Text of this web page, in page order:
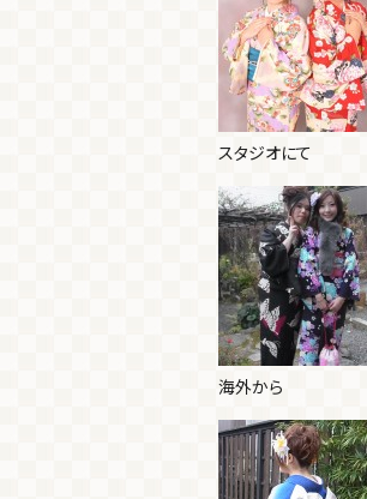
スタジオにて
海外から